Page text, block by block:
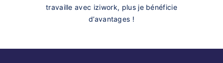
travaille avec iziwork, plus je bénéficie
d’avantages !